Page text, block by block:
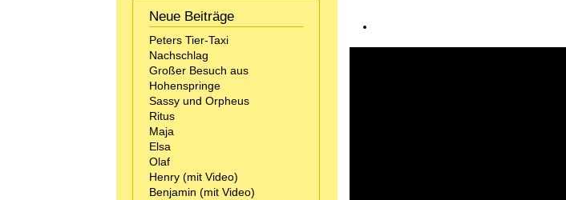
Neue Beiträge
Peters Tier-Taxi
Nachschlag
Großer Besuch aus
Hohenspringe
Sassy und Orpheus
Ritus
Maja
Elsa
Olaf
Henry (mit Video)
Benjamin (mit Video)